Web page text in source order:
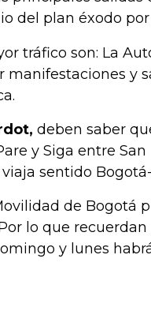
del plan éxodo
tráfico son: La
y
deben saber
y Siga entre
sentido
de Bogotá
lo que
y lunes